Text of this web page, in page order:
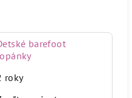
barefoot
roky